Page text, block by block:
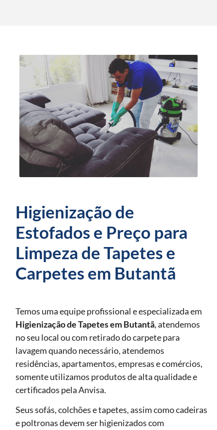
Higienização de
Estofados e Preço para
Limpeza de Tapetes e
Carpetes em Butantã
Temos uma equipe profissional e especializada em
Higienização de Tapetesem Butantã, atendemos
no seu local ou com retirado do carpete para
lavagem quando necessário, atendemos
residências, apartamentos, empresas e comércios,
somente utilizamos produtos de alta qualidade e
certificados pela Anvisa.
Seus sofás, colchões e tapetes, assim como cadeiras
e poltronas devem ser higienizados com